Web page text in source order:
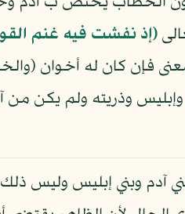
﴿إذ نفشت فيه غنم
فإن كان له أخوان
وإبليس وذريته ولم يكن من
آدم وبني إبليس وليس ذلك